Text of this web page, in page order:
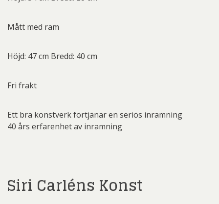
Mått med ram
Höjd: 47 cm Bredd: 40 cm
Fri frakt
Ett bra konstverk förtjänar en seriös inramning
40 års erfarenhet av inramning
Siri Carléns Konst